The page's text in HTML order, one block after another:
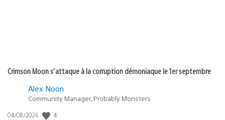
Crimson Moon s’attaque à la corruption démoniaque le 1er septembre
Alex Noon
Community Manager, Probably Monsters
Date
04/08/2026 4